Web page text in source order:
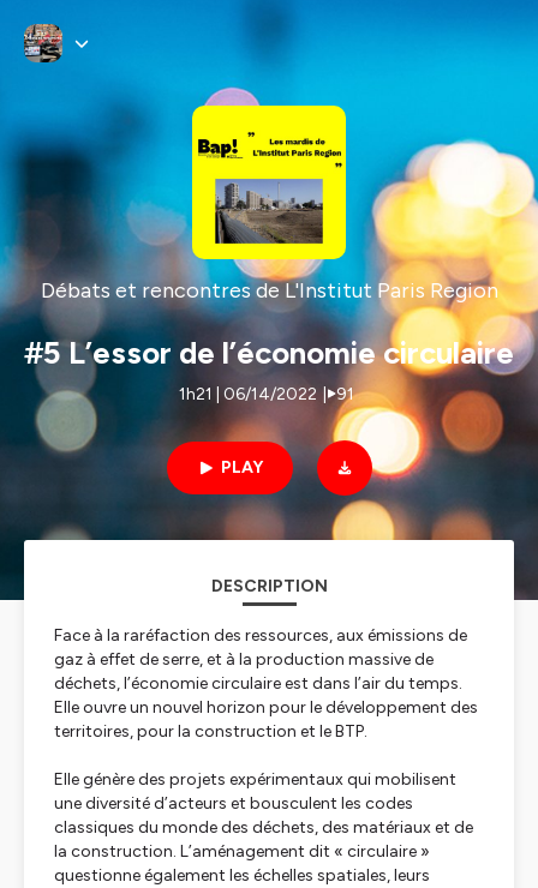
Débats et rencontres de L'Institut Paris Region
#5 L’essor de l’économie circulaire
1h21 | 06/14/2022 91
PLAY
DESCRIPTION
Face à la raréfaction des ressources, aux émissions de
gaz à effet de serre, et à la production massive de
déchets, l’économie circulaire est dans l’air du temps.
Elle ouvre un nouvel horizon pour le développement des
territoires, pour la construction et le BTP.
Elle génère des projets expérimentaux qui mobilisent
une diversité d’acteurs et bousculent les codes
classiques du monde des déchets, des matériaux et de
la construction. L’aménagement dit « circulaire »
questionne également les échelles spatiales, leurs